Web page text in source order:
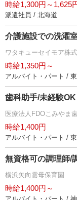
時給1,300円～1,625
派遣社員 / 北海道
介護施設での洗濯
ワタキューセイモア株
時給1,350円～
アルバイト・パート /
歯科助手/未経験
医療法人FDOこみやま
時給1,400円
アルバイト・パート /
無資格可の調理師/
横浜矢向雲母保育園
時給1,400円～